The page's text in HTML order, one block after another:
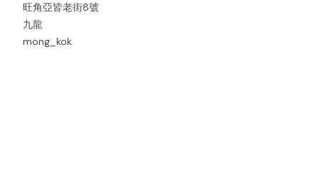
旺角亞皆老街8號
九龍
mong_kok